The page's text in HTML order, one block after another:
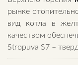
рынке
вид котла в
качеством
Stropuva S7 –